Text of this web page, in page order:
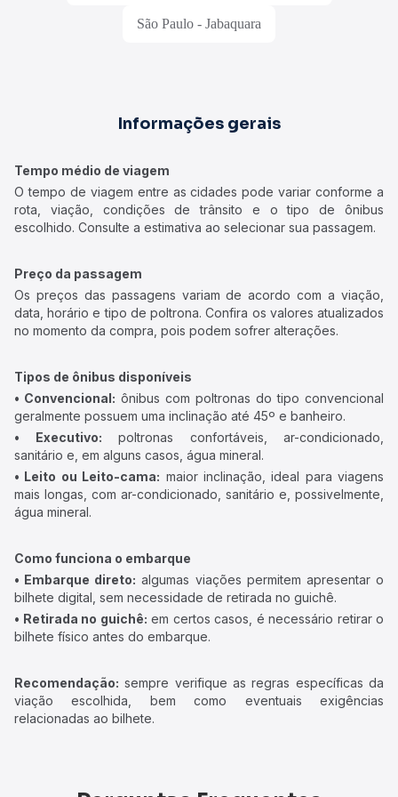
São Paulo - Jabaquara
Informações gerais
Tempo médio de viagem
O tempo de viagem entre as cidades pode variar conforme a
rota, viação, condições de trânsito e o tipo de ônibus
escolhido. Consulte a estimativa ao selecionar sua passagem.
Preço da passagem
Os preços das passagens variam de acordo com a viação,
data, horário e tipo de poltrona. Confira os valores atualizados
no momento da compra, pois podem sofrer alterações.
Tipos de ônibus disponíveis
• Convencional: ônibus com poltronas do tipo convencional
geralmente possuem uma inclinação até 45º e banheiro.
• Executivo: poltronas confortáveis, ar-condicionado,
sanitário e, em alguns casos, água mineral.
• Leito ou Leito-cama: maior inclinação, ideal para viagens
mais longas, com ar-condicionado, sanitário e, possivelmente,
água mineral.
Como funciona o embarque
• Embarque direto: algumas viações permitem apresentar o
bilhete digital, sem necessidade de retirada no guichê.
• Retirada no guichê: em certos casos, é necessário retirar o
bilhete físico antes do embarque.
Recomendação: sempre verifique as regras específicas da
viação escolhida, bem como eventuais exigências
relacionadas ao bilhete.